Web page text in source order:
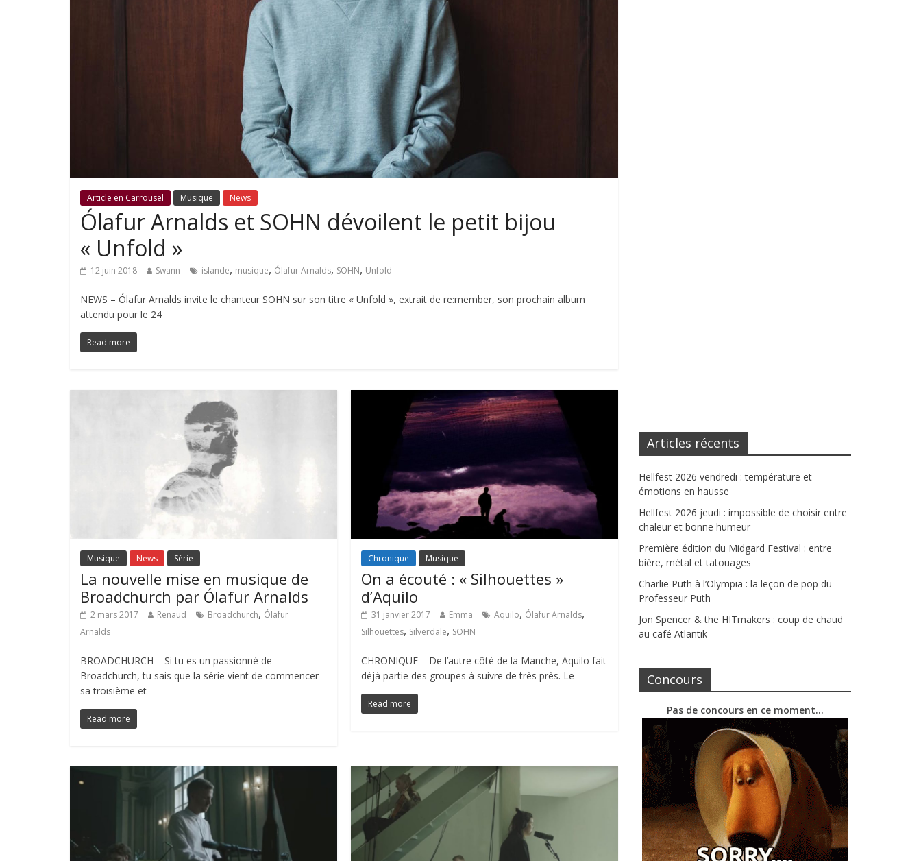
Article en Carrousel Musique News
Ólafur Arnalds et SOHN dévoilent le petit bijou
« Unfold »
12 juin 2018 Swann islande, musique, Ólafur Arnalds, SOHN, Unfold
NEWS – Ólafur Arnalds invite le chanteur SOHN sur son titre « Unfold », extrait de re:member, son prochain album
attendu pour le 24
Read more
Musique News Série
La nouvelle mise en musique de
Broadchurch par Ólafur Arnalds
2 mars 2017 Renaud Broadchurch, Ólafur
Arnalds
BROADCHURCH – Si tu es un passionné de
Broadchurch, tu sais que la série vient de commencer
sa troisième et
Read more
Chronique Musique
On a écouté : « Silhouettes »
d’Aquilo
31 janvier 2017 Emma Aquilo, Ólafur Arnalds,
Silhouettes, Silverdale, SOHN
CHRONIQUE – De l’autre côté de la Manche, Aquilo fait
déjà partie des groupes à suivre de très près. Le
Read more
Articles récents
Hellfest 2026 vendredi : température et
émotions en hausse
Hellfest 2026 jeudi : impossible de choisir entre
chaleur et bonne humeur
Première édition du Midgard Festival : entre
bière, métal et tatouages
Charlie Puth à l’Olympia : la leçon de pop du
Professeur Puth
Jon Spencer & the HITmakers : coup de chaud
au café Atlantik
Concours
Pas de concours en ce moment…